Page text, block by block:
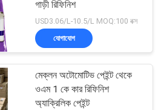
গাড়ী রিফিনিশ
USD3.06/L-10.5/L MOQ:100 বক্স
যোগাযোগ
মেক্লন অটোমোটিভ পেইন্ট থেকে
ওএম 1 কে কার রিফিনিশ
অ্যাক্রিলিক পেইন্ট